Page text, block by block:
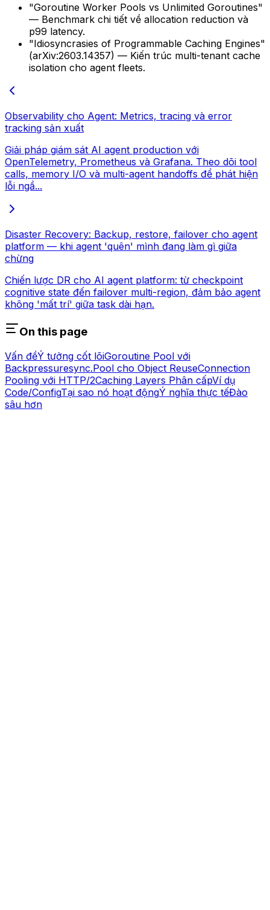
"Goroutine Worker Pools vs Unlimited Goroutines"
— Benchmark chi tiết về allocation reduction và
p99 latency.
"Idiosyncrasies of Programmable Caching Engines"
(arXiv:2603.14357) — Kiến trúc multi-tenant cache
isolation cho agent fleets.
Observability cho Agent: Metrics, tracing và error
tracking sản xuất
Giải pháp giám sát AI agent production với
OpenTelemetry, Prometheus và Grafana. Theo dõi tool
calls, memory I/O và multi-agent handoffs để phát hiện
lỗi ngầ...
Disaster Recovery: Backup, restore, failover cho agent
platform — khi agent 'quên' mình đang làm gì giữa
chừng
Chiến lược DR cho AI agent platform: từ checkpoint
cognitive state đến failover multi-region, đảm bảo agent
không 'mất trí' giữa task dài hạn.
On this page
Vấn đềÝ tưởng cốt lõiGoroutine Pool với
Backpressuresync.Pool cho Object ReuseConnection
Pooling với HTTP/2Caching Layers Phân cấpVí dụ
Code/ConfigTại sao nó hoạt độngÝ nghĩa thực tếĐào
sâu hơn